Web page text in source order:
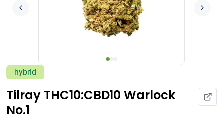
hybrid
Tilray THC10:CBD10 Warlock
No.1